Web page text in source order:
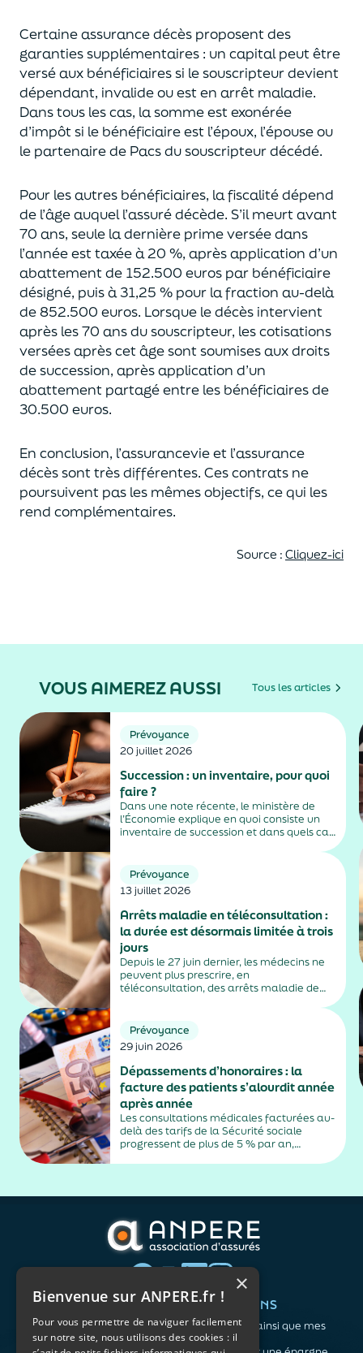
Certaine assurance décès proposentdes
garanties supplémentaires : un capitalpeut être
versé aux bénéficiaires si le souscripteur devient
dépendant, invalide ouest en arrêt maladie.
Dans tous les cas, la somme est exonérée
d’impôt si le bénéficiaire est l’époux, l’épouse ou
le partenaire de Pacsdu souscripteur décédé.
Pour les autres bénéficiaires, la fiscalité dépend
de l’âgeauquell’assuré décède. S’il meurt avant
70 ans, seule la dernière prime versée dans
l’année esttaxée à 20 %, après application d’un
abattement de 152.500 euros par bénéficiaire
désigné, puis à 31,25 % pour la fraction au-delà
de852.500 euros. Lorsque le décès intervient
après les 70 ans du souscripteur, les cotisations
versées après cet âge sont soumises aux droits
de succession, après application d’un
abattement partagé entre les bénéficiaires de
30.500 euros.
En conclusion, l’assurancevie et l’assurance
décès sont très différentes. Ces contrats ne
poursuivent pas les mêmes objectifs, ce qui les
rend complémentaires.
Source : Cliquez-ici
VOUS AIMEREZ AUSSI Tous les articles
Prévoyance
20 juillet 2026
Succession : un inventaire, pour quoi
faire ?
Dans une note récente, le ministère de
l’Économie explique en quoi consiste un
inventaire de succession et dans quels cas
Prévoyance
13 juillet 2026
Arrêts maladie en téléconsultation :
la durée est désormais limitée à trois
jours
Depuis le 27 juin dernier, les médecins ne
peuvent plus prescrire, en
téléconsultation, des arrêts maladie de
sociales et fiscales, s'inscrit dans un
durcissement plus...
Prévoyance
29 juin 2026
Dépassements d’honoraires : la
facture des patients s’alourdit année
après année
Les consultations médicales facturées au-
delà des tarifs de la Sécurité sociale
progressent de plus de 5 % par an,
alimentés par la montée en puissance des
QUI SOMMES-NOUS ?
L'association
Notre organisation
VOS BESOINS
Me protéger ainsi que mes
proches
×
Bienvenue sur ANPERE.fr !
Pour vous permettre de naviguer facilement
sur notre site, nous utilisons des cookies : il